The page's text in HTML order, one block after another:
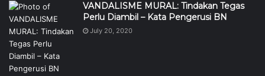
VANDALISME MURAL: Tindakan Tegas
Perlu Diambil – Kata Pengerusi BN
July 20, 2020